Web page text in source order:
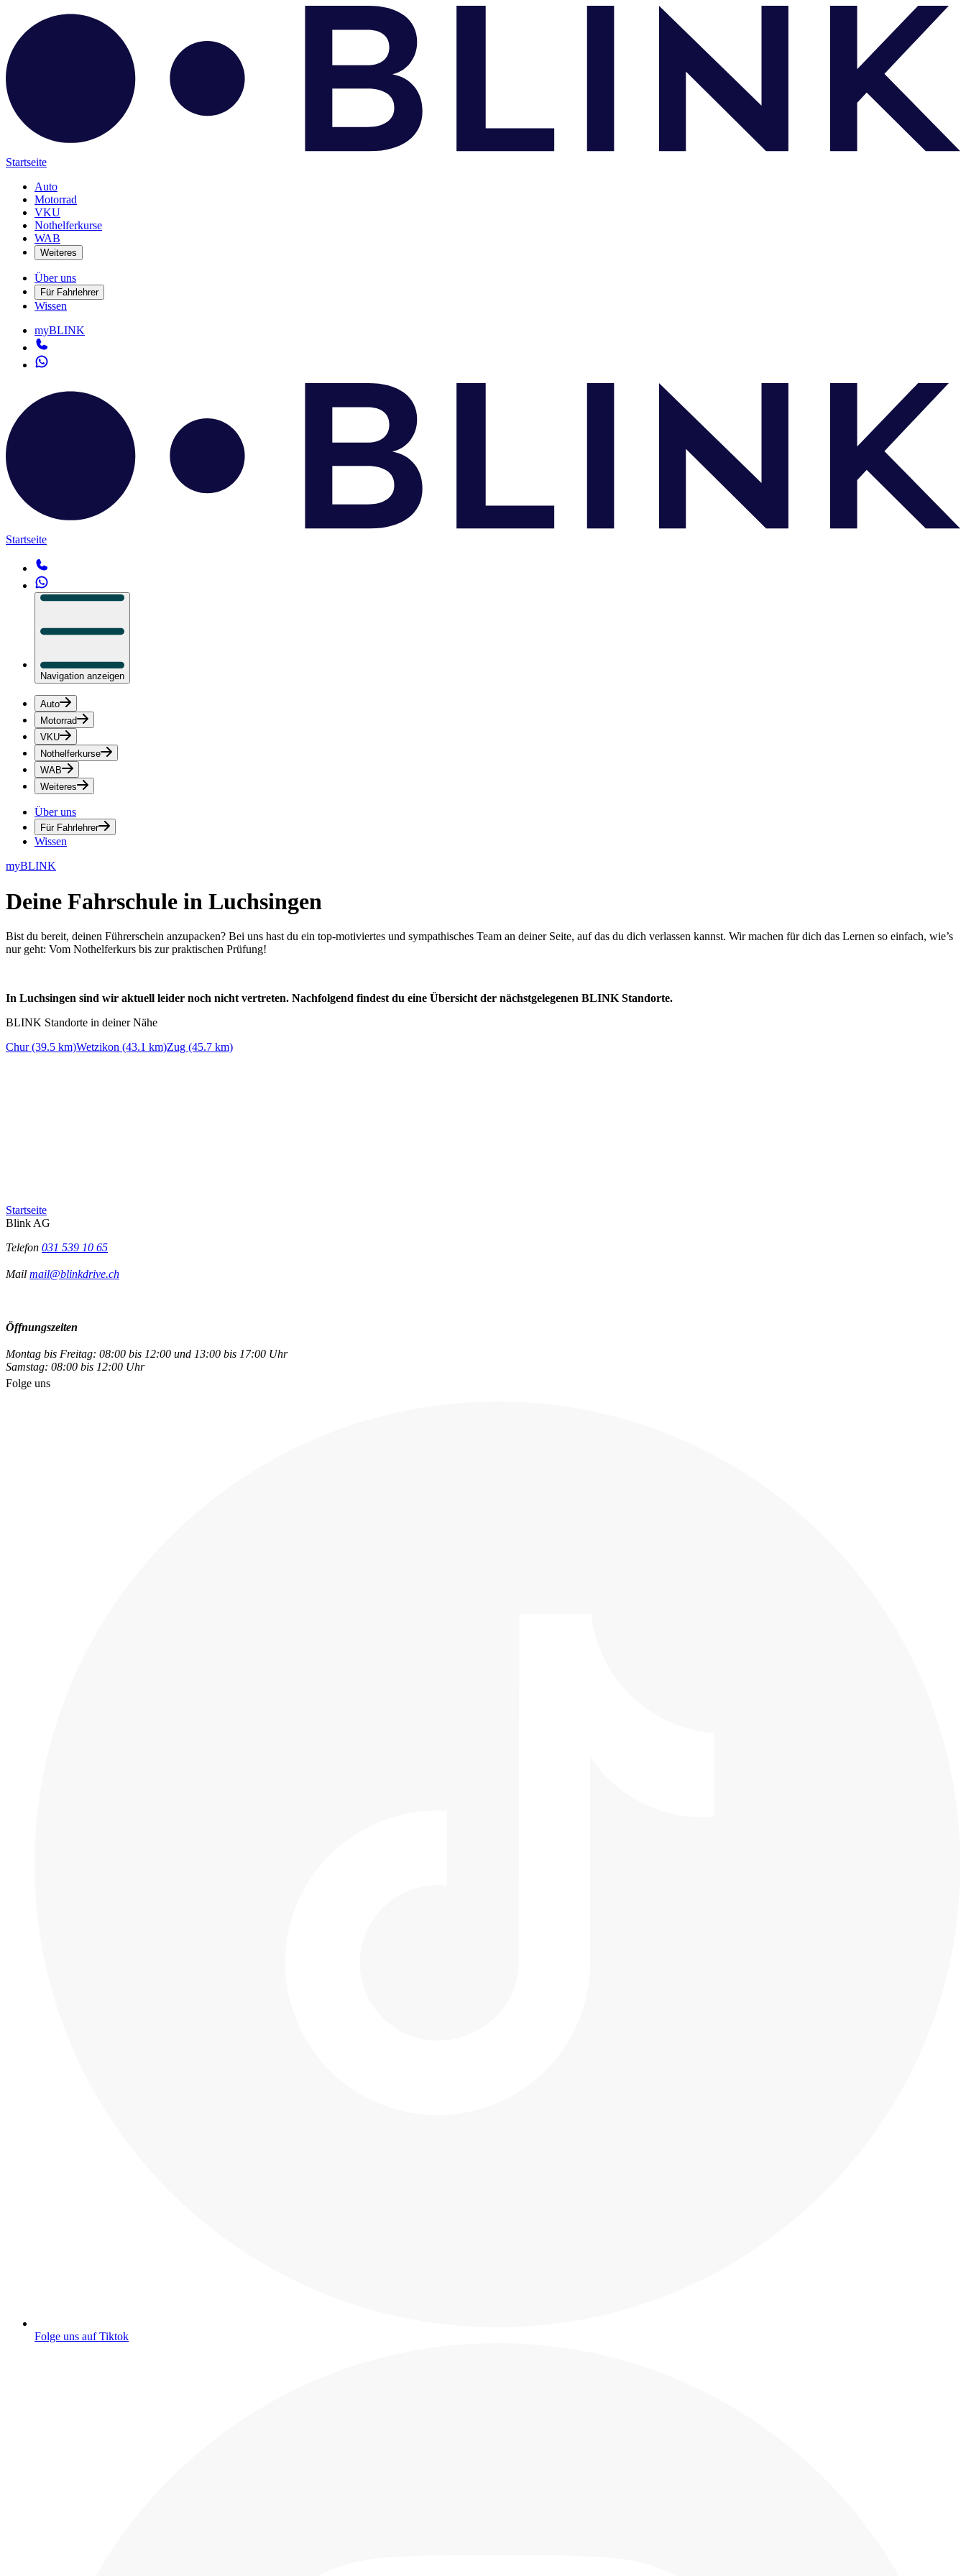
Startseite
Auto
Motorrad
VKU
Nothelferkurse
WAB
Weiteres
Über uns
Für Fahrlehrer
Wissen
myBLINK
Startseite
Navigation anzeigen
Auto
Motorrad
VKU
Nothelferkurse
WAB
Weiteres
Über uns
Für Fahrlehrer
Wissen
myBLINK
Deine Fahrschule in Luchsingen
Bist du bereit, deinen Führerschein anzupacken? Bei uns hast du ein top-motiviertes und sympathisches Team an deiner Seite, auf das du dich verlassen kannst. Wir machen für dich das Lernen so einfach, wie’s
nur geht: Vom Nothelferkurs bis zur praktischen Prüfung!
In Luchsingen sind wir aktuell leider noch nicht vertreten. Nachfolgend findest du eine Übersicht der nächstgelegenen BLINK Standorte.
BLINK Standorte in deiner Nähe
Chur (39.5 km)Wetzikon (43.1 km)Zug (45.7 km)
Startseite
Blink AG
Telefon 031 539 10 65
Mail mail@blinkdrive.ch
Öffnungszeiten
Montag bis Freitag: 08:00 bis 12:00 und 13:00 bis 17:00 Uhr
Samstag: 08:00 bis 12:00 Uhr
Folge uns
Folge uns auf Tiktok